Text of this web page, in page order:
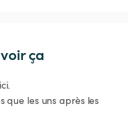
ça
que les uns après les